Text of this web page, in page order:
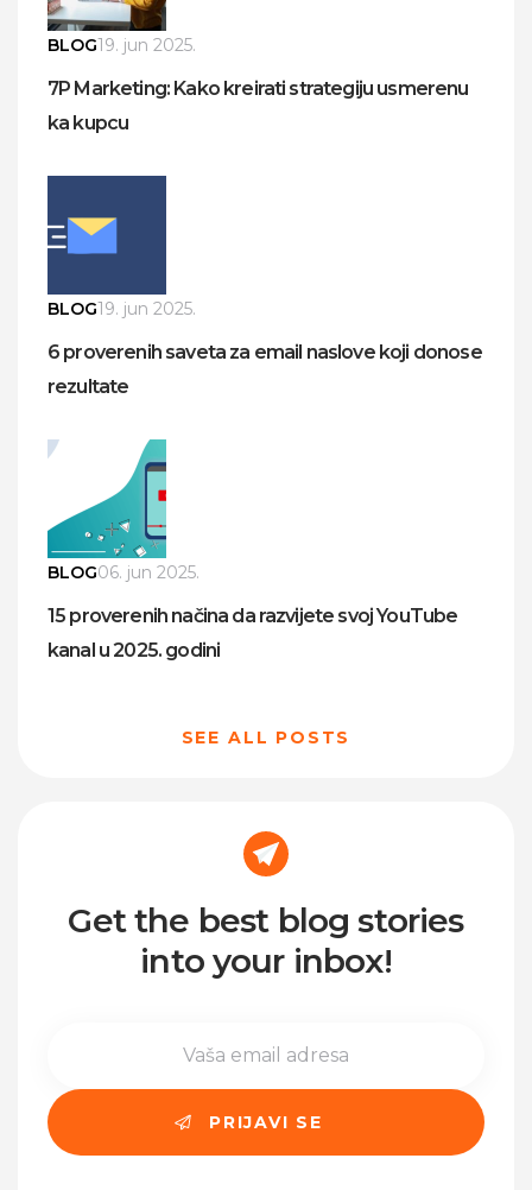
BLOG19. jun 2025.
7P Marketing: Kako kreirati strategiju usmerenu
ka kupcu
BLOG19. jun 2025.
6 proverenih saveta za email naslove koji donose
rezultate
BLOG06. jun 2025.
15 proverenih načina da razvijete svoj YouTube
kanal u 2025. godini
SEE ALL POSTS
Get the best blog stories
into your inbox!